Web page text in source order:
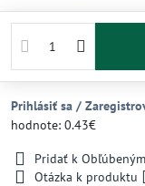
Prihlásiť sa /
hodnote: 0.43€
Pridať k Obľúbeným
Otázka k produktu